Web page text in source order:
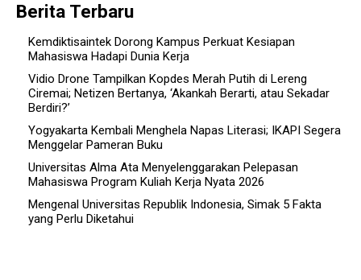
Berita Terbaru
Kemdiktisaintek Dorong Kampus Perkuat Kesiapan
Mahasiswa Hadapi Dunia Kerja
Vidio Drone Tampilkan Kopdes Merah Putih di Lereng
Ciremai; Netizen Bertanya, ‘Akankah Berarti, atau Sekadar
Berdiri?’
Yogyakarta Kembali Menghela Napas Literasi; IKAPI Segera
Menggelar Pameran Buku
Universitas Alma Ata Menyelenggarakan Pelepasan
Mahasiswa Program Kuliah Kerja Nyata 2026
Mengenal Universitas Republik Indonesia, Simak 5 Fakta
yang Perlu Diketahui